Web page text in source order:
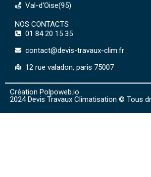
Val-d'Oise(95)
NOS CONTACTS
01 84 20 15 35
contact@devis-travaux-clim.fr
12 rue valadon, paris 75007
Création Polpoweb.io
2024 Devis Travaux Climatisation © Tous